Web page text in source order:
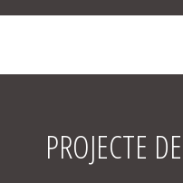
PROJECTE